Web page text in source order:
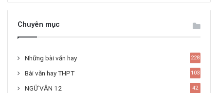
Chuyên mục
Những bài văn hay 228
Bài văn hay THPT 103
NGỮ VĂN 12 42